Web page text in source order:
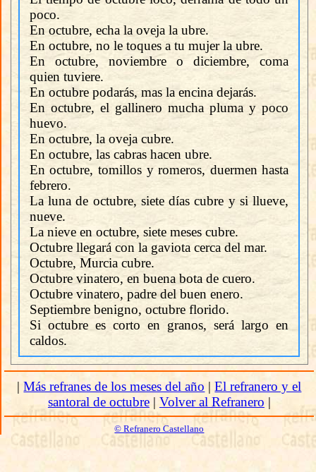
poco.
En octubre, echa la oveja la ubre.
En octubre, no le toques a tu mujer la ubre.
En octubre, noviembre o diciembre, coma
quien tuviere.
En octubre podarás, mas la encina dejarás.
En octubre, el gallinero mucha pluma y poco
huevo.
En octubre, la oveja cubre.
En octubre, las cabras hacen ubre.
En octubre, tomillos y romeros, duermen hasta
febrero.
La luna de octubre, siete días cubre y si llueve,
nueve.
La nieve en octubre, siete meses cubre.
Octubre llegará con la gaviota cerca del mar.
Octubre, Murcia cubre.
Octubre vinatero, en buena bota de cuero.
Octubre vinatero, padre del buen enero.
Septiembre benigno, octubre florido.
Si octubre es corto en granos, será largo en
caldos.
|Más refranes de los meses del año |El refranero y el
santoral de octubre| Volver al Refranero |
© Refranero Castellano